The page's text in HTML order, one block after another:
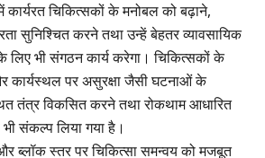
में कार्यरत चिकित्सकों के मनोबल को बढ़ाने,
सुनिश्चित करने तथा उन्हें बेहतर व्यावसायिक
लिए भी संगठन कार्य करेगा। चिकित्सकों के
कार्यस्थल पर असुरक्षा जैसी घटनाओं के
तंत्र विकसित करने तथा रोकथाम आधारित
संकल्प लिया गया है।
ब्लॉक स्तर पर चिकित्सा समन्वय को मजबूत